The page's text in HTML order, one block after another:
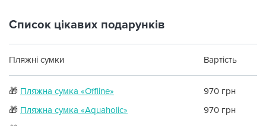
Список цікавих подарунків
Пляжні сумки Вартість
🎁 Пляжна сумка «Offline»
970 грн
🎁 Пляжна сумка «Aquaholic»
970 грн